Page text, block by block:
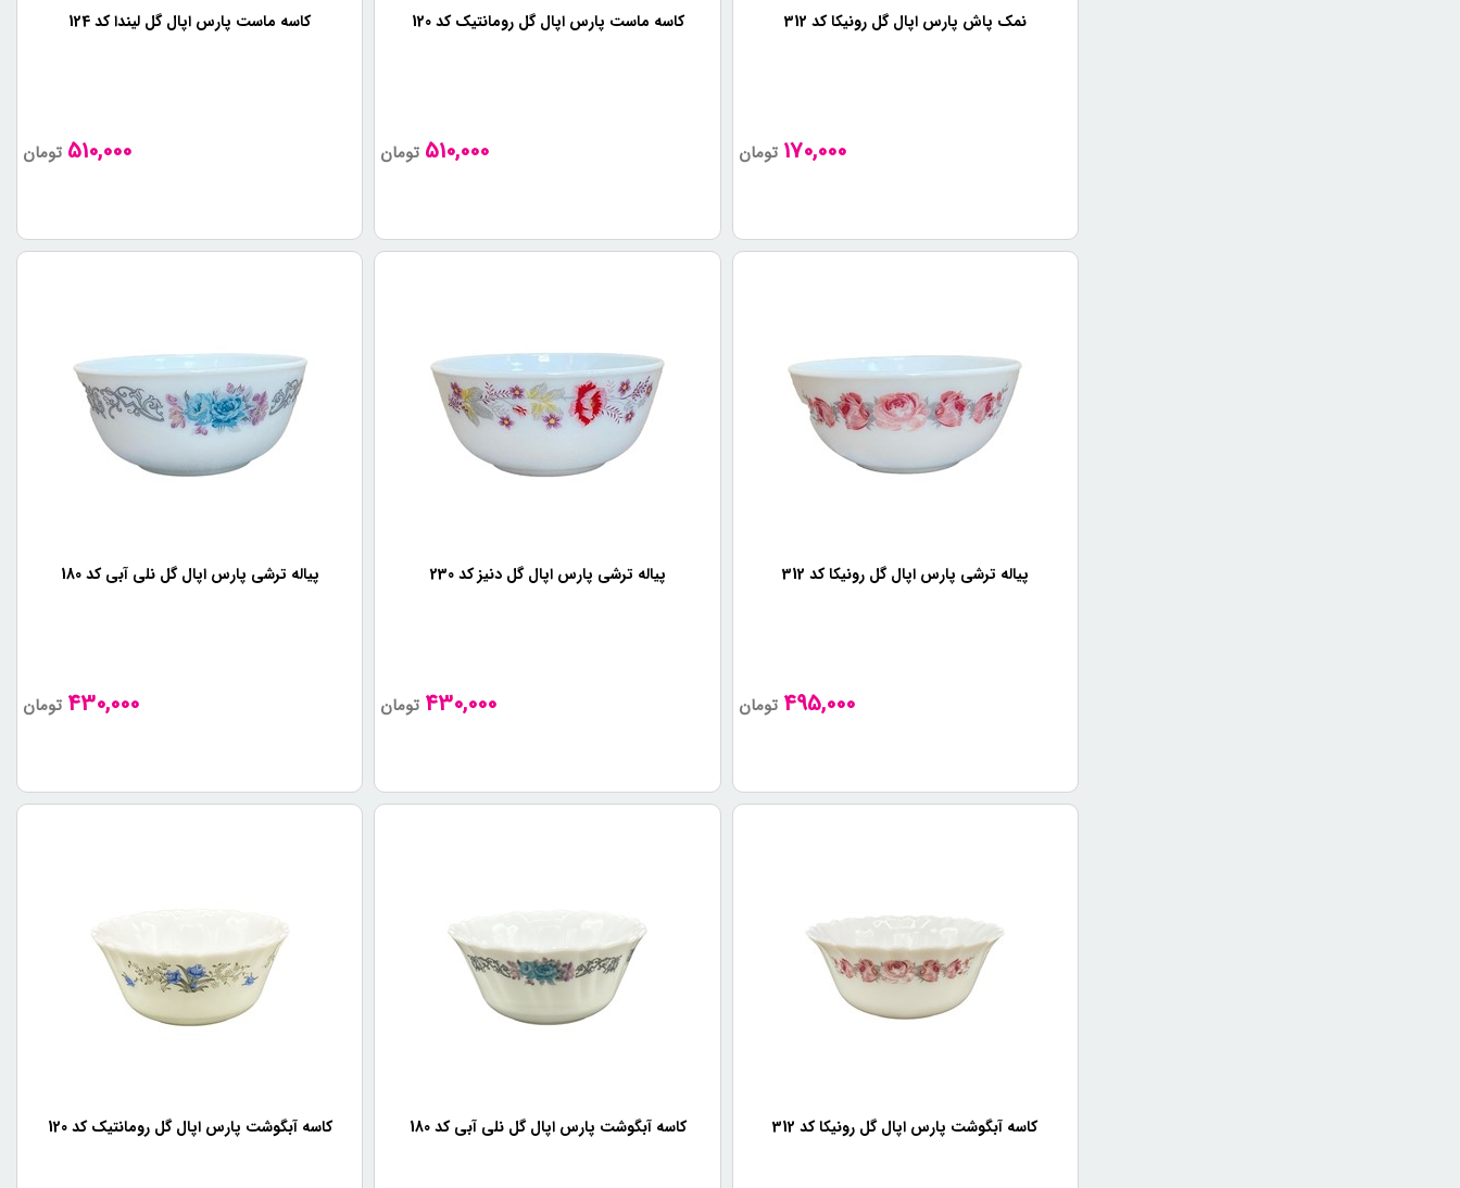
نمک پاش پارس اپال گل رونیکا کد 312
170,000 تومان
کاسه ماست پارس اپال گل رومانتیک کد 120
510,000 تومان
کاسه ماست پارس اپال گل لیندا کد 124
510,000 تومان
پیاله ترشی پارس اپال گل رونیکا کد 312
495,000 تومان
پیاله ترشی پارس اپال گل دنیز کد 230
430,000 تومان
پیاله ترشی پارس اپال گل نلی آبی کد 180
430,000 تومان
کاسه آبگوشت پارس اپال گل رونیکا کد 312 کاسه آبگوشت پارس اپال گل نلی آبی کد 180 کاسه آبگوشت پارس اپال گل رومانتیک کد 120